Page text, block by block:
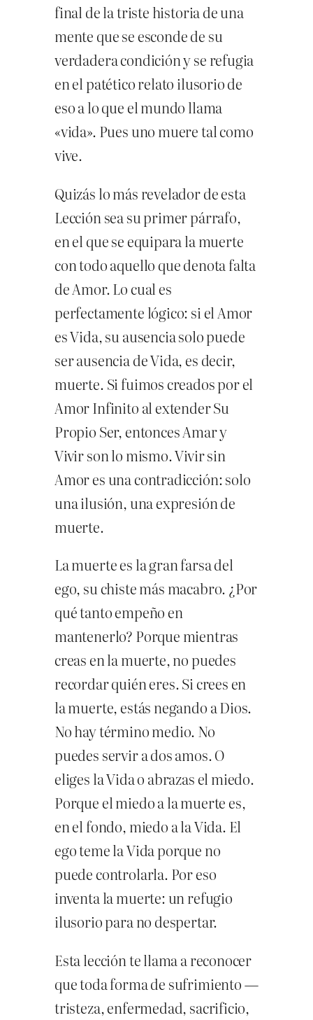
final de la triste historia de una
mente que se esconde de su
verdadera condición y se refugia
en el patético relato ilusorio de
eso a lo que el mundo llama
«vida». Pues uno muere tal como
vive.
Quizás lo más revelador de esta
Lección sea su primer párrafo,
en el que se equipara la muerte
con todo aquello que denota falta
de Amor. Lo cual es
perfectamente lógico: si el Amor
es Vida, su ausencia solo puede
ser ausencia de Vida, es decir,
muerte. Si fuimos creados por el
Amor Infinito al extender Su
Propio Ser, entonces Amar y
Vivir son lo mismo. Vivir sin
Amor es una contradicción: solo
una ilusión, una expresión de
muerte.
La muerte es la gran farsa del
ego, su chiste más macabro. ¿Por
qué tanto empeño en
mantenerlo? Porque mientras
creas en la muerte, no puedes
recordar quién eres. Si crees en
la muerte, estás negando a Dios.
No hay término medio. No
puedes servir a dos amos. O
eliges la Vida o abrazas el miedo.
Porque el miedo a la muerte es,
en el fondo, miedo a la Vida. El
ego teme la Vida porque no
puede controlarla. Por eso
inventa la muerte: un refugio
ilusorio para no despertar.
Esta lección te llama a reconocer
que toda forma de sufrimiento —
tristeza, enfermedad, sacrificio,